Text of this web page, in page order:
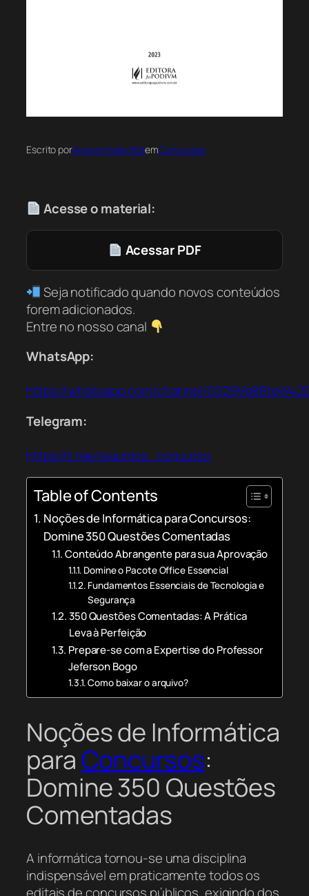
Escrito porAcervo Index BotemConcursos
Acesse o material:
Acessar PDF
Seja notificado quando novos conteúdos
forem adicionados.
Entre no nosso canal
WhatsApp:
https://whatsapp.com/channel/
Telegram:
https://t.me/resumos_concurso
Table of Contents
Noções de Informática para Concursos:
Domine 350 Questões Comentadas
Conteúdo Abrangente para sua Aprovação
Domine o Pacote Office Essencial
Fundamentos Essenciais de Tecnologia e
Segurança
350 Questões Comentadas: A Prática
Leva à Perfeição
Prepare-se com a Expertise do Professor
Jeferson Bogo
Como baixar o arquivo?
Noções de Informática
para Concursos:
Domine 350 Questões
Comentadas
A informática tornou-se uma disciplina
indispensável em praticamente todos os